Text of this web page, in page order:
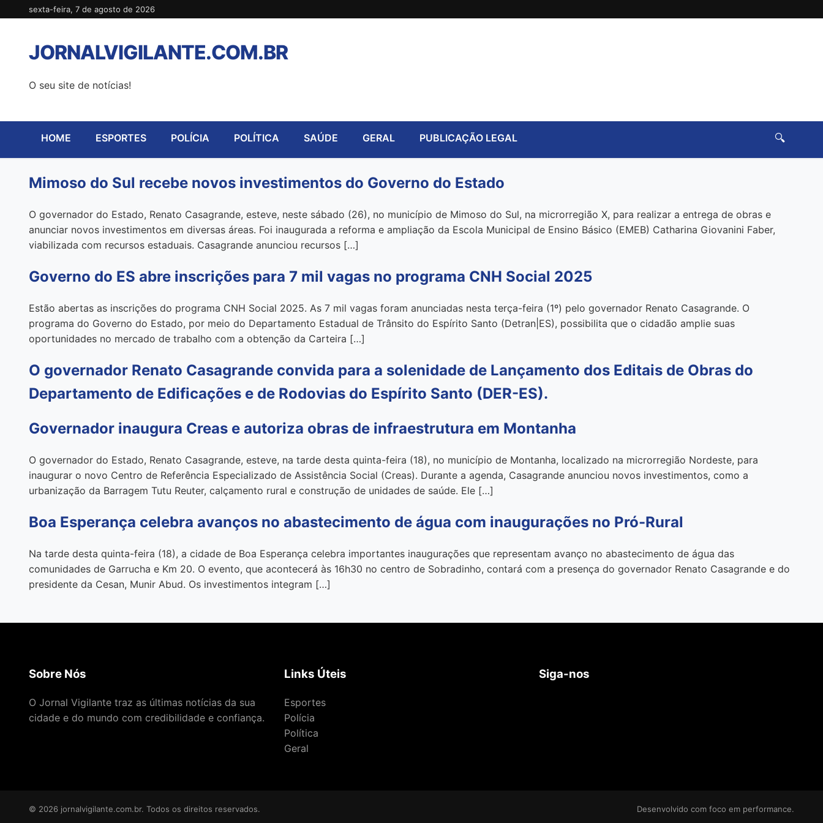
para
conteúdo
sexta-feira, 7 de agosto de 2026
JORNALVIGILANTE.COM.BR
O seu site de notícias!
HOME ESPORTES POLÍCIA POLÍTICA SAÚDE GERAL PUBLICAÇÃO LEGAL 🔍
Mimoso do Sul recebe novos investimentos do Governo do Estado
O governador do Estado, Renato Casagrande, esteve, neste sábado (26), no município de Mimoso do Sul, na microrregião X, para realizar a entrega de obras e
anunciar novos investimentos em diversas áreas. Foi inaugurada a reforma e ampliação da Escola Municipal de Ensino Básico (EMEB) Catharina Giovanini Faber,
viabilizada com recursos estaduais. Casagrande anunciou recursos […]
Governo do ES abre inscrições para 7 mil vagas no programa CNH Social 2025
Estão abertas as inscrições do programa CNH Social 2025. As 7 mil vagas foram anunciadas nesta terça-feira (1º) pelo governador Renato Casagrande. O
programa do Governo do Estado, por meio do Departamento Estadual de Trânsito do Espírito Santo (Detran|ES), possibilita que o cidadão amplie suas
oportunidades no mercado de trabalho com a obtenção da Carteira […]
O governador Renato Casagrande convida para a solenidade de Lançamento dos Editais de Obras do
Departamento de Edificações e de Rodovias do Espírito Santo (DER-ES).
Governador inaugura Creas e autoriza obras de infraestrutura em Montanha
O governador do Estado, Renato Casagrande, esteve, na tarde desta quinta-feira (18), no município de Montanha, localizado na microrregião Nordeste, para
inaugurar o novo Centro de Referência Especializado de Assistência Social (Creas). Durante a agenda, Casagrande anunciou novos investimentos, como a
urbanização da Barragem Tutu Reuter, calçamento rural e construção de unidades de saúde. Ele […]
Boa Esperança celebra avanços no abastecimento de água com inaugurações no Pró-Rural
Na tarde desta quinta-feira (18), a cidade de Boa Esperança celebra importantes inaugurações que representam avanço no abastecimento de água das
comunidades de Garrucha e Km 20. O evento, que acontecerá às 16h30 no centro de Sobradinho, contará com a presença do governador Renato Casagrande e do
presidente da Cesan, Munir Abud. Os investimentos integram […]
Sobre Nós
O Jornal Vigilante traz as últimas notícias da sua
cidade e do mundo com credibilidade e confiança.
Links Úteis
Esportes
Polícia
Política
Geral
Siga-nos
© 2026 jornalvigilante.com.br. Todos os direitos reservados. Desenvolvido com foco em performance.